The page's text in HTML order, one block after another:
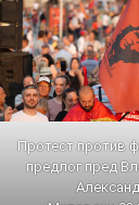
Протест против
предлог пред